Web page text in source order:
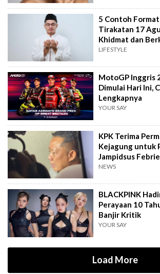
5 Contoh
Tirakatan 17
Khidmat dan
LIFESTYLE
MotoGP Inggris
Dimulai Hari Ini,
Lengkapnya
YOUR SAY
KPK Terima
Kejagung untuk
Jampidsus
NEWS
BLACKPINK
Perayaan 10
Banjir Kritik
YOUR SAY
Load More